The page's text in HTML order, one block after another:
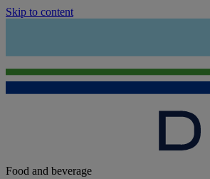
Skip to content
Food and beverage